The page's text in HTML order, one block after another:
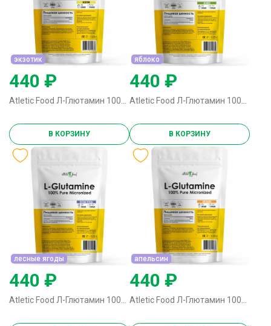
экзотик
440 ₽
В КОРЗИНУ
яблоко
440 ₽
В КОРЗИНУ
лесные ягоды
440 ₽
апельсин
440 ₽